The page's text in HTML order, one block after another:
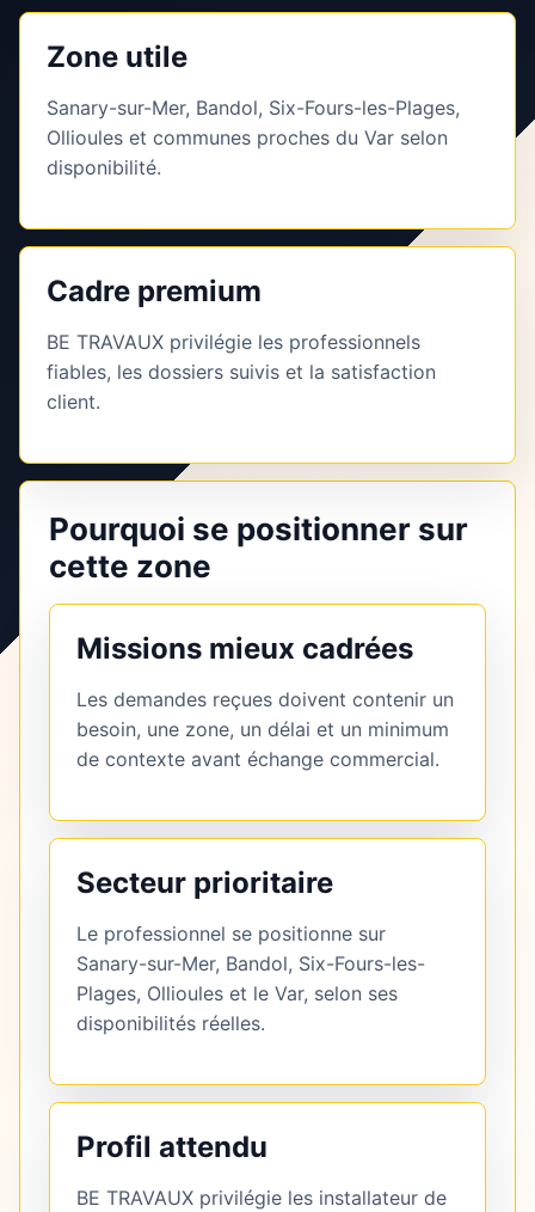
Zone utile
Sanary-sur-Mer, Bandol, Six-Fours-les-Plages,
Ollioules et communes proches du Var selon
disponibilité.
Cadre premium
BE TRAVAUX privilégie les professionnels
fiables, les dossiers suivis et la satisfaction
client.
Pourquoi se positionner sur
cette zone
Missions mieux cadrées
Les demandes reçues doivent contenir un
besoin, une zone, un délai et un minimum
de contexte avant échange commercial.
Secteur prioritaire
Le professionnel se positionne sur
Sanary-sur-Mer, Bandol, Six-Fours-les-
Plages, Ollioules et le Var, selon ses
disponibilités réelles.
Profil attendu
BE TRAVAUX privilégie les installateur de